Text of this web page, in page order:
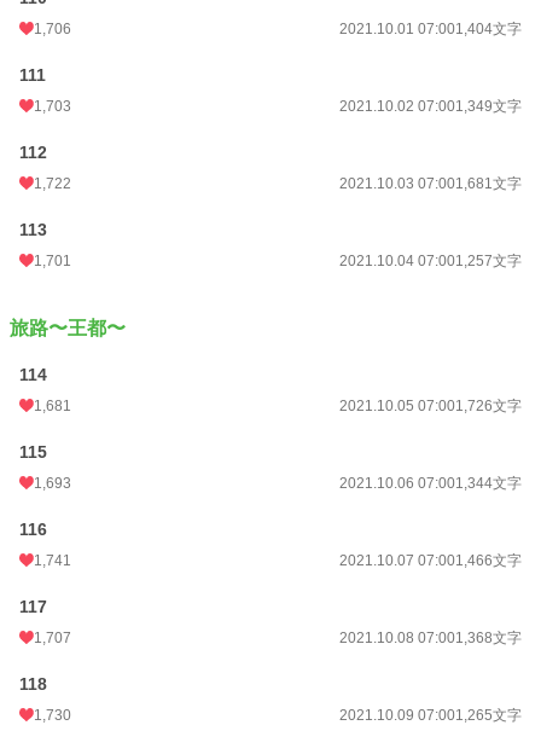
1,706 2021.10.01 07:001,404文字
111
1,703 2021.10.02 07:001,349文字
112
1,722 2021.10.03 07:001,681文字
113
1,701 2021.10.04 07:001,257文字
旅路〜王都〜
114
1,681 2021.10.05 07:001,726文字
115
1,693 2021.10.06 07:001,344文字
116
1,741 2021.10.07 07:001,466文字
117
1,707 2021.10.08 07:001,368文字
118
1,730 2021.10.09 07:001,265文字